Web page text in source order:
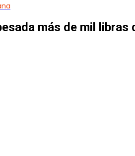
más de mil libras